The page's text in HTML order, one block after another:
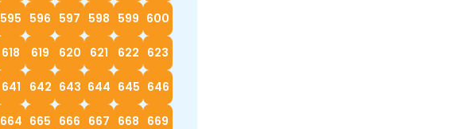
595 596 597 598 599 600
618 619 620 621 622 623
641 642 643 644 645 646
664 665 666 667 668 669